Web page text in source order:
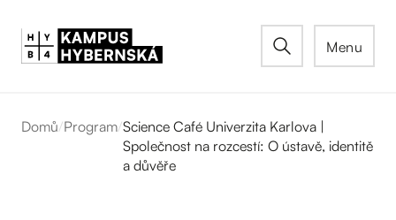
Menu
Domů/Program/Science Café Univerzita Karlova |
Společnost na rozcestí: O ústavě, identitě
a důvěře